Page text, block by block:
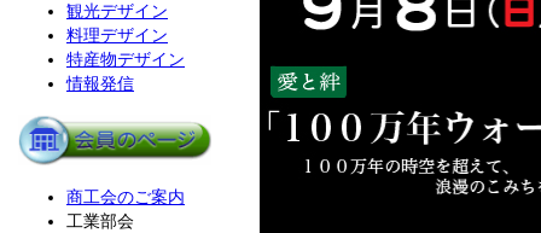
観光デザイン
料理デザイン
特産物デザイン
情報発信
商工会のご案内
工業部会